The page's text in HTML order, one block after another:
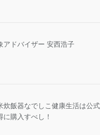
アドバイザー 安西浩子
炊飯器なでしこ健康生活は公
に購入すべし！